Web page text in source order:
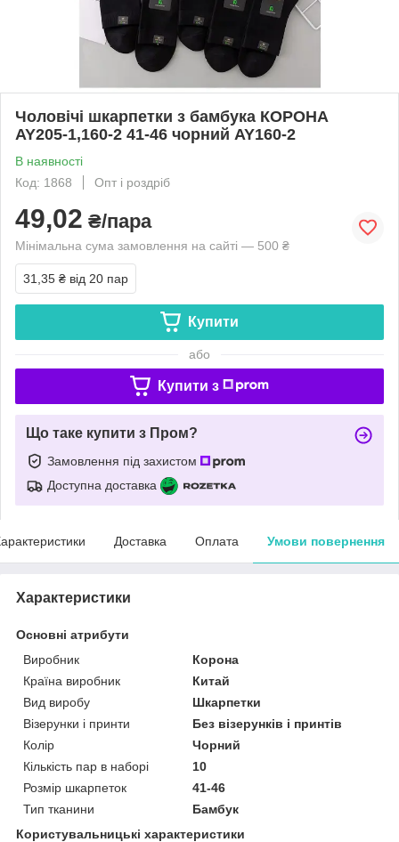
Чоловічі шкарпетки з бамбука КОРОНА
AY205-1,160-2 41-46 чорний AY160-2
В наявності
Код: 1868
Опт і роздріб
49,02 ₴/пара
Мінімальна сума замовлення на сайті — 500 ₴
31,35 ₴ від 20 пар
Купити
або
Купити з
Що таке купити з Пром?
Замовлення під захистом
Доступна доставка
Доставка Оплата Умови повернення
Характеристики
Основні атрибути
Виробник
Корона
Країна виробник
Китай
Вид виробу
Шкарпетки
Візерунки і принти
Без візерунків і принтів
Колір
Чорний
Кількість пар в наборі
10
Розмір шкарпеток
41-46
Тип тканини
Бамбук
Користувальницькі характеристики